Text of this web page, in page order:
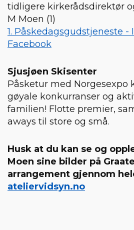
tidligere kirkerådsdirektør
M Moen (1)
1. Påskedagsgudstjeneste -
Facebook
Sjusjøen Skisenter
Påsketur med Norgesexpo
gøyale konkurranser og
familien! Flotte premier,
aways til store og små.
Husk at du kan se og
Moen sine bilder på
arrangement gjennom
ateliervidsyn.no